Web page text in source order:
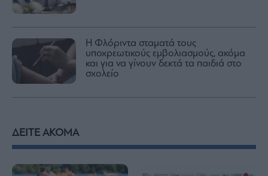
Η Φλόριντα σταματά τους
υποχρεωτικούς εμβολιασμούς, ακόμα
και για να γίνουν δεκτά τα παιδιά στο
σχολείο
ΔΕΙΤΕ ΑΚΟΜΑ